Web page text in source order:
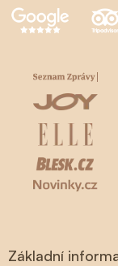
Základní